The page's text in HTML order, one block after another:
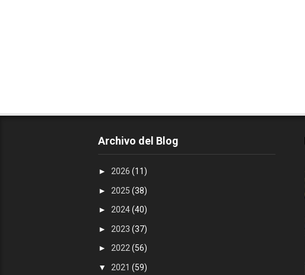
Archivo del Blog
► 2026 (11)
► 2025 (38)
► 2024(40)
► 2023 (37)
► 2022 (56)
▼ 2021 (59)